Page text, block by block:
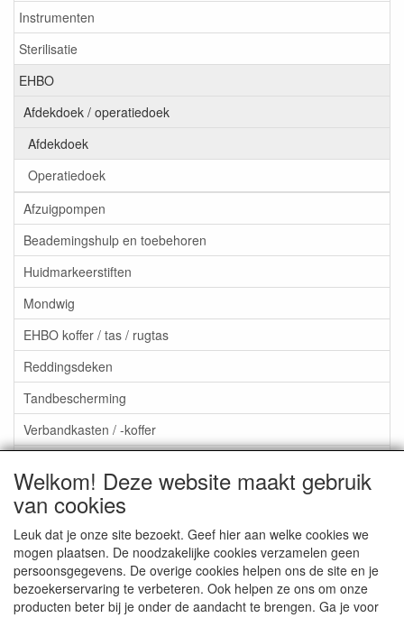
Instrumenten
Sterilisatie
EHBO
Afdekdoek / operatiedoek
Afdekdoek
Operatiedoek
Afzuigpompen
Beademingshulp en toebehoren
Huidmarkeerstiften
Mondwig
EHBO koffer / tas / rugtas
Reddingsdeken
Tandbescherming
Verbandkasten / -koffer
Aktieartikelen
Medisan Trading te Alblasserdam. Alle genoemde prijzen zijn
Welkom! Deze website maakt gebruik
van cookies
Leuk dat je onze site bezoekt. Geef hier aan welke cookies we
mogen plaatsen. De noodzakelijke cookies verzamelen geen
persoonsgegevens. De overige cookies helpen ons de site en je
bezoekerservaring te verbeteren. Ook helpen ze ons om onze
producten beter bij je onder de aandacht te brengen. Ga je voor